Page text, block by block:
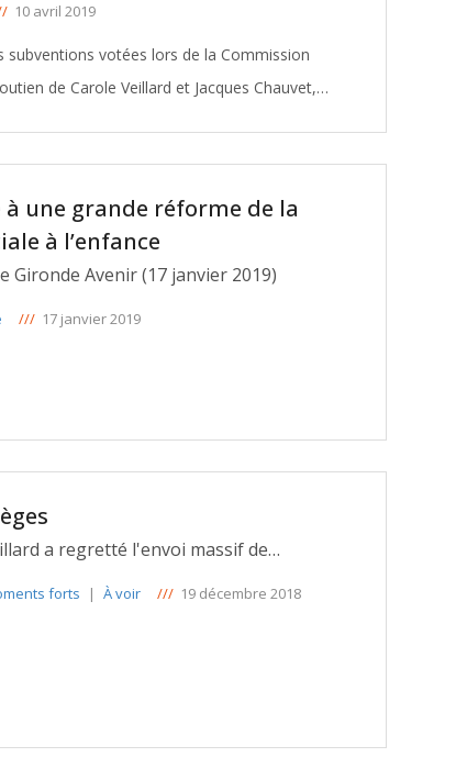
10 avril 2019
subventions votées lors de la Commission
de Carole Veillard et Jacques Chauvet,
une grande réforme de la
à l’enfance
Gironde Avenir (17 janvier 2019)
/// 17 janvier 2019
a regretté l'envoi massif de
besoins des collèges girondins.
forts | À voir /// 19 décembre 2018